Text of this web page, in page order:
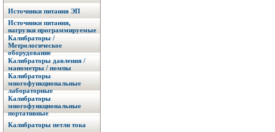
Источники питания ЭП
Источники питания,
нагрузки программируемые
Калибраторы /
Метрологическое
оборудование
Калибраторы давления /
манометры / помпы
Калибраторы
многофункциональные
лабораторные
Калибраторы
многофункциональные
портативные
Калибраторы петли тока